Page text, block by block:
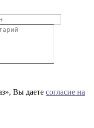
Вы даете согласие на